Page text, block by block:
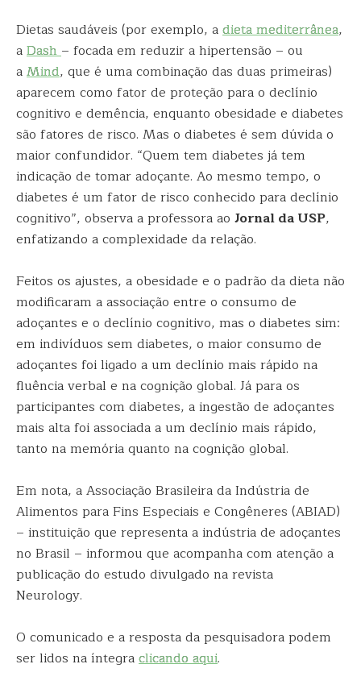
Dietas saudáveis (por exemplo, adieta mediterrânea,
aDash– focada em reduzir a hipertensão – ou
aMind, que é uma combinação das duas primeiras)
aparecem como fator de proteção para o declínio
cognitivo e demência, enquanto obesidade e diabetes
são fatores de risco. Mas o diabetes é sem dúvida o
maior confundidor. “Quem tem diabetes já tem
indicação de tomar adoçante. Ao mesmo tempo, o
diabetes é um fator de risco conhecido para declínio
cognitivo”, observa a professora ao Jornal da USP,
enfatizando a complexidade da relação.
Feitos os ajustes, a obesidade e o padrão da dieta não
modificaram a associação entre o consumo de
adoçantes e o declínio cognitivo, mas o diabetes sim:
em indivíduos sem diabetes, o maior consumo de
adoçantes foi ligado a um declínio mais rápido na
fluência verbal e na cognição global. Já para os
participantes com diabetes, a ingestão de adoçantes
mais alta foi associada a um declínio mais rápido,
tanto na memória quanto na cognição global.
Em nota, a Associação Brasileira da Indústria de
Alimentos para Fins Especiais e Congêneres (ABIAD)
– instituição que representa a indústria de adoçantes
no Brasil – informou que acompanha com atenção a
publicação do estudo divulgado na revista
Neurology.
O comunicado e a resposta da pesquisadora podem
ser lidos na íntegraclicando aqui.